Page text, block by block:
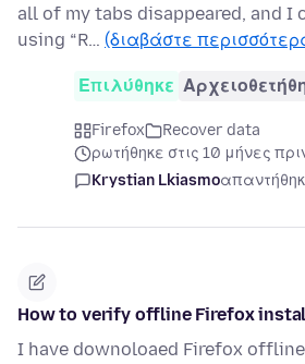
all of my tabs disappeared, and I
using “R… (διαβάστε
Επιλύθηκε
Firefox
Recover data
ρωτήθηκε στις 10 μήνες
Krystian Lkiasmo
How to verify offline Firefox
I have downoloaed Firefox